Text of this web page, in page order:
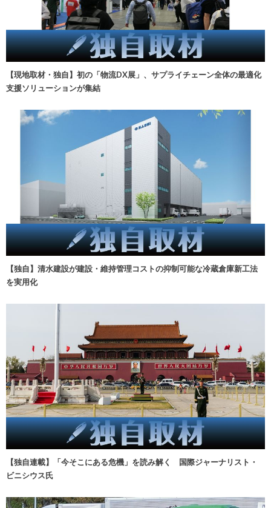
【現地取材・独自】初の「物流DX展」、サプライチェーン全体の最適化
支援ソリューションが集結
【独自】清水建設が建設・維持管理コストの抑制可能な冷蔵倉庫新工法
を実用化
【独自連載】「今そこにある危機」を読み解く 国際ジャーナリスト・
ビニシウス氏